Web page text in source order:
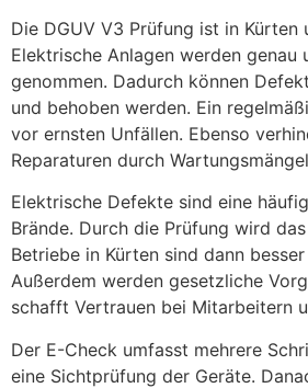
Die DGUV V3 Prüfung ist in Kürten
Elektrische Anlagen werden genau
genommen. Dadurch können
und behoben werden. Ein
vor ernsten Unfällen. Ebenso
Reparaturen durch
Elektrische Defekte sind eine
Brände. Durch die Prüfung wird
Betriebe in Kürten sind dann
Außerdem werden gesetzliche
schafft Vertrauen bei Mitarbeitern
Der E-Check umfasst mehrere
eine Sichtprüfung der Geräte.